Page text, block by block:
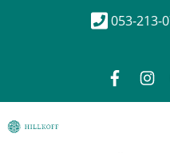
053-213-